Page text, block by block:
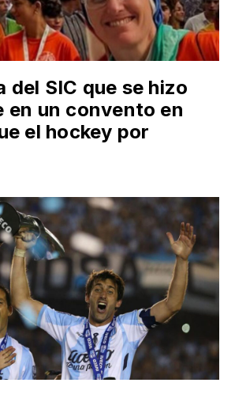
del SIC que se hizo
en un convento en
el hockey por